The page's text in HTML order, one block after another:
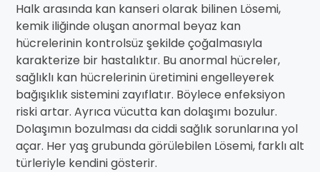
Halk arasında kan kanseri olarak bilinen Lösemi,
kemik iliğinde oluşan anormal beyaz kan
hücrelerinin kontrolsüz şekilde çoğalmasıyla
karakterize bir hastalıktır. Bu anormal hücreler,
sağlıklı kan hücrelerinin üretimini engelleyerek
bağışıklık sistemini zayıflatır. Böylece enfeksiyon
riski artar. Ayrıca vücutta kan dolaşımı bozulur.
Dolaşımın bozulması da ciddi sağlık sorunlarına yol
açar. Her yaş grubunda görülebilen Lösemi, farklı alt
türleriyle kendini gösterir.